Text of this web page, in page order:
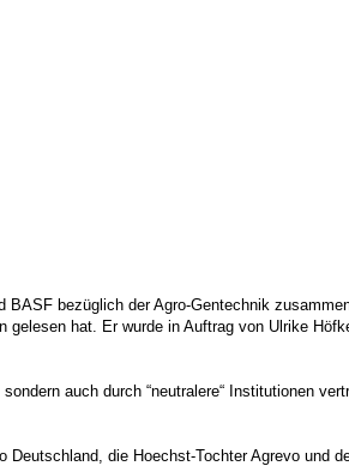
bezüglich der Agro-Gentechnik
hat. Er wurde in Auftrag von Ulrike
auch durch “neutralere“ Institutionen
die Hoechst-Tochter Agrevo und